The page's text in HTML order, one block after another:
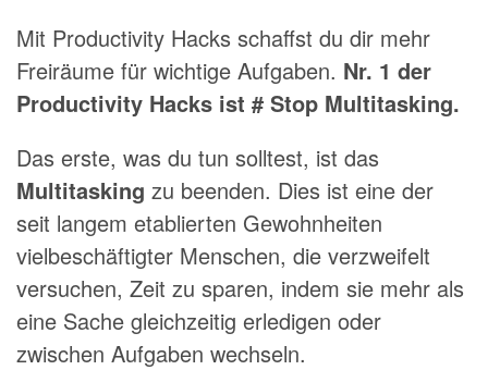
Mit Productivity Hacks schaffst du dir mehr
Freiräume für wichtige Aufgaben. Nr. 1 der
Productivity Hacks ist # Stop Multitasking.
Das erste, was du tun solltest, ist das
Multitasking zu beenden. Dies ist eine der
seit langem etablierten Gewohnheiten
vielbeschäftigter Menschen, die verzweifelt
versuchen, Zeit zu sparen, indem sie mehr als
eine Sache gleichzeitig erledigen oder
zwischen Aufgaben wechseln.